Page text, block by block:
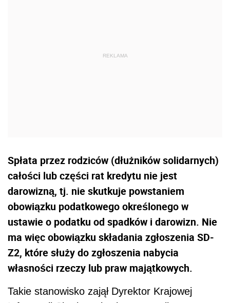
Spłata przez rodziców (dłużników solidarnych)
całości lub części rat kredytu nie jest
darowizną, tj. nie skutkuje powstaniem
obowiązku podatkowego określonego w
ustawie o podatku od spadków i darowizn. Nie
ma więc obowiązku składania zgłoszenia SD-
Z2, które służy do zgłoszenia nabycia
własności rzeczy lub praw majątkowych.
Takie stanowisko zajął Dyrektor Krajowej